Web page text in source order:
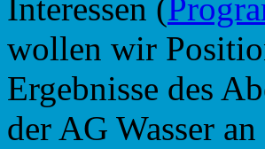
Interessen (
wollen wir
Ergebnisse des
der AG Wasser